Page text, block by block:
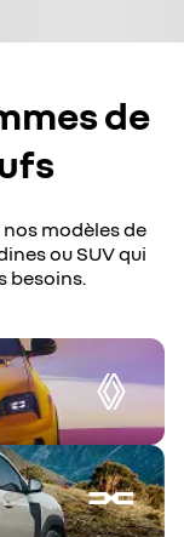
de
modèles de
ou SUV qui
besoins.